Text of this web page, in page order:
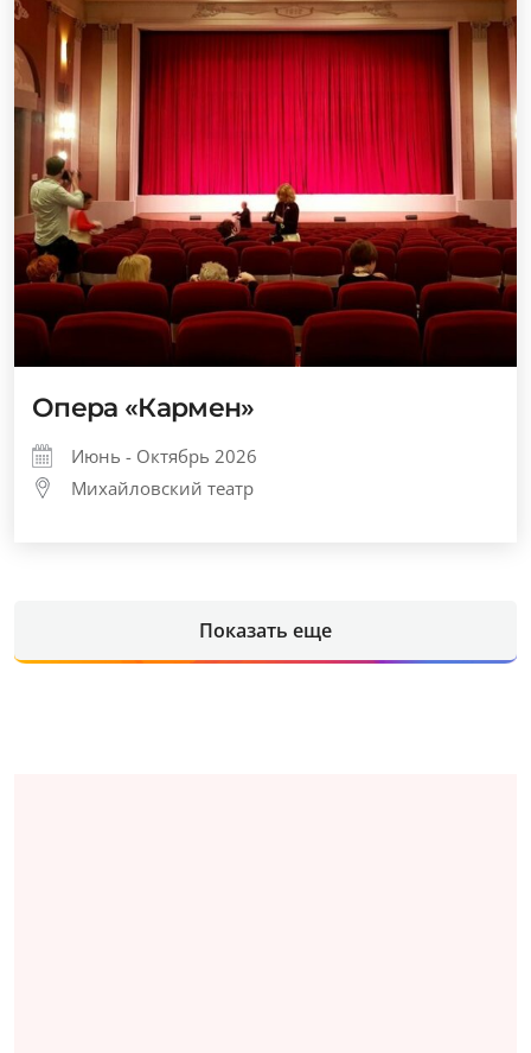
Опера «Кармен»
Июнь - Октябрь 2026
Михайловский театр
Показать еще